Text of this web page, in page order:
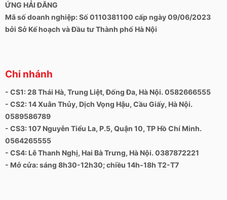
ỨNG HẢI ĐĂNG
Mã số doanh nghiệp: Số 0110381100 cấp ngày 09/06/2023
bởi Sở Kế hoạch và Đầu tư Thành phố Hà Nội
Chi nhánh
- CS1: 28 Thái Hà, Trung Liệt, Đống Đa, Hà Nội. 0582666555
- CS2: 14 Xuân Thủy, Dịch Vọng Hậu, Cầu Giấy, Hà Nội.
0589586789
- CS3: 107 Nguyễn Tiểu La, P.5, Quận 10, TP Hồ Chí Minh.
0564265555
- CS4: Lê Thanh Nghị, Hai Bà Trưng, Hà Nội. 0387872221
- Mở cửa: sáng 8h30-12h30; chiều 14h-18h T2-T7